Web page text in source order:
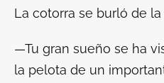
La cotorra se burló de
—Tu gran sueño se ha
la pelota de un